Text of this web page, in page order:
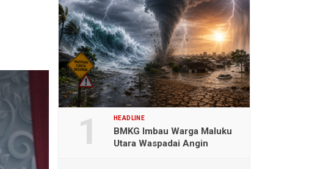
HEADLINE
BMKG Imbau Warga Maluku
Utara Waspadai Angin